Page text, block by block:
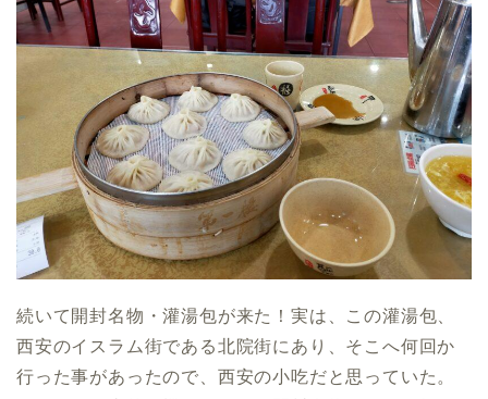
続いて開封名物・灌湯包が来た！実は、この灌湯包、
西安のイスラム街である北院街にあり、そこへ何回か
行った事があったので、西安の小吃だと思っていた。